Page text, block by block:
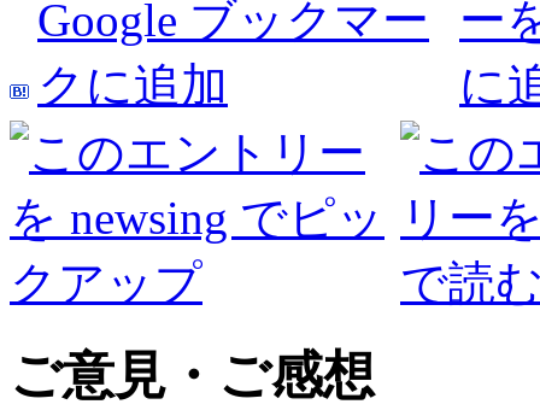
ご意見・ご感想